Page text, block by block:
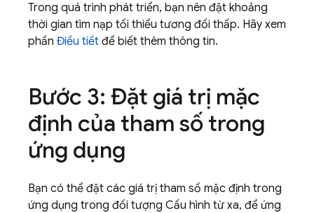
Trong quá trình phát triển, bạn nên đặt khoảng
thời gian tìm nạp tối thiểu tương đối thấp. Hãy xem
phần Điều tiết để biết thêm thông tin.
Bước 3: Đặt giá trị mặc
định của tham số trong
ứng dụng
Bạn có thể đặt các giá trị tham số mặc định trong
ứng dụng trong đối tượng Cấu hình từ xa, để ứng